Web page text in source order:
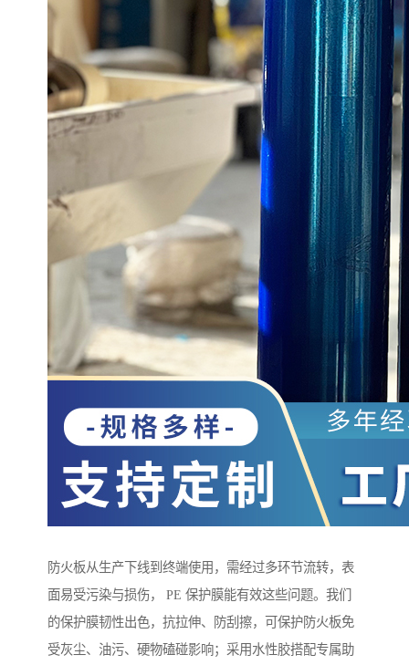
防火板从生产下线到终端使用，需经过多环节流转，表
面易受污染与损伤， PE 保护膜能有效这些问题。我们
的保护膜韧性出色，抗拉伸、防刮擦，可保护防火板免
受灰尘、油污、硬物磕碰影响；采用水性胶搭配专属助